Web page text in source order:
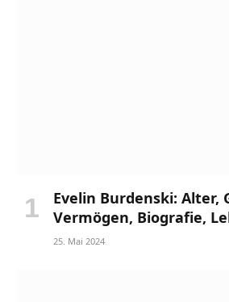
Evelin Burdenski: Alter,
Vermögen, Biografie,
25. Mai 2024